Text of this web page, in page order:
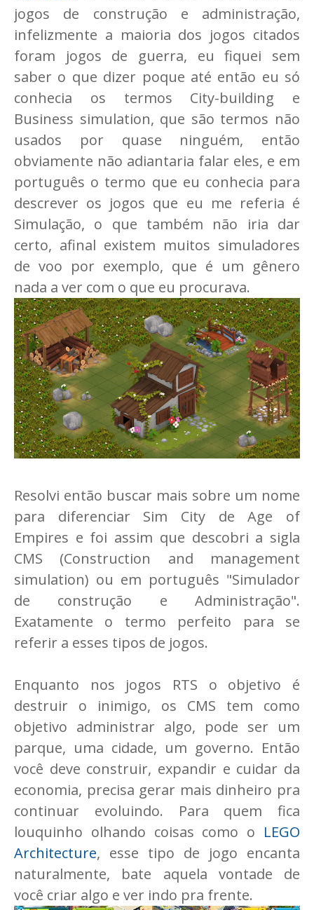
jogos de construção e administração,
infelizmente a maioria dos jogos citados
foram jogos de guerra, eu fiquei sem
saber o que dizer poque até então eu só
conhecia os termos City-building e
Business simulation, que são termos não
usados por quase ninguém, então
obviamente não adiantaria falar eles, e em
português o termo que eu conhecia para
descrever os jogos que eu me referia é
Simulação, o que também não iria dar
certo, afinal existem muitos simuladores
de voo por exemplo, que é um gênero
nada a ver com o que eu procurava.
Resolvi então buscar mais sobre um nome
para diferenciar Sim City de Age of
Empires e foi assim que descobri a sigla
CMS (Construction and management
simulation) ou em português "Simulador
de construção e Administração".
Exatamente o termo perfeito para se
referir a esses tipos de jogos.
Enquanto nos jogos RTS o objetivo é
destruir o inimigo, os CMS tem como
objetivo administrar algo, pode ser um
parque, uma cidade, um governo. Então
você deve construir, expandir e cuidar da
economia, precisa gerar mais dinheiro pra
continuar evoluindo. Para quem fica
louquinho olhando coisas como o LEGO
Architecture, esse tipo de jogo encanta
naturalmente, bate aquela vontade de
você criar algo e ver indo pra frente.